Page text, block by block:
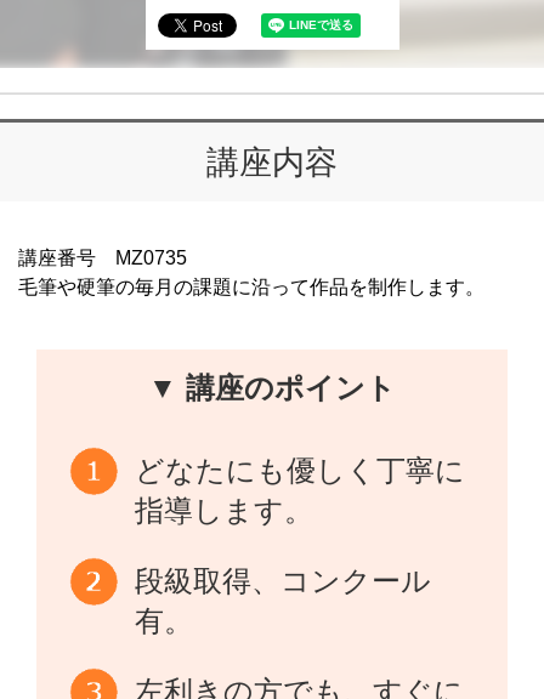
講座内容
講座番号 MZ0735
毛筆や硬筆の毎月の課題に沿って作品を制作します。
▼ 講座のポイント
どなたにも優しく丁寧に
指導します。
段級取得、コンクール
有。
左利きの方でも、すぐに